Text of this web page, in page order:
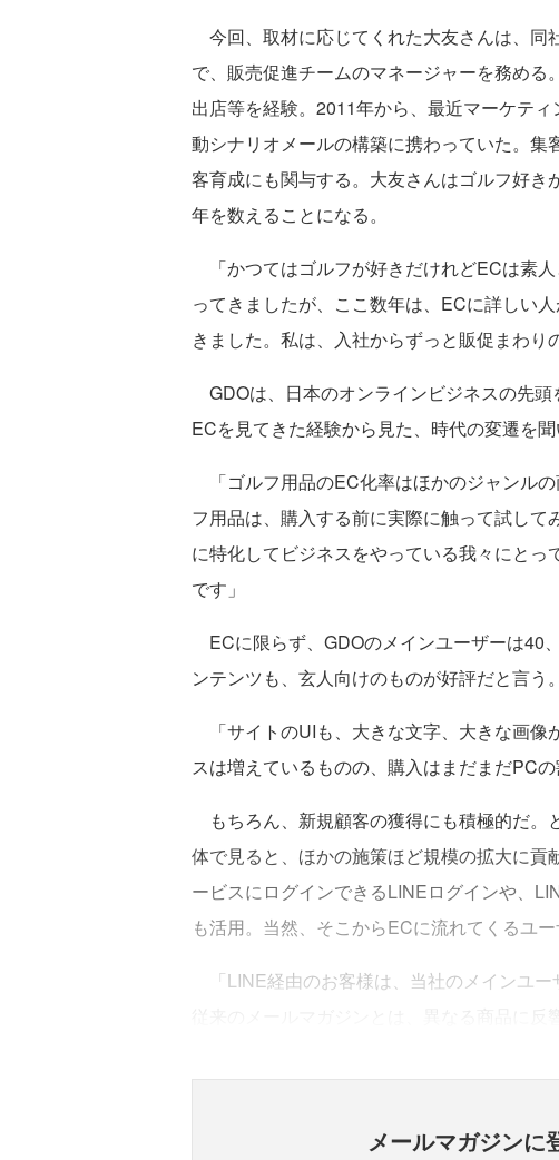
今回、取材に応じてくれた大友さんは、同
で、販売促進チームのマネージャーを務め
出店等を経験。2011年から、最近マーケテ
動シナリオメールの構築に携わっていた。
客育成にも関与する。大友さんはゴルフ好
年を数えることになる。
「かつてはゴルフが好きだけれどECは素
ってきましたが、ここ数年は、ECに詳しい
きました。私は、入社からずっと販促まわり
GDOは、日本のオンラインビジネスの先頭
ECを見てきた経験から見た、時代の変遷を聞
「ゴルフ用品のEC化率はほかのジャンル
フ用品は、購入する前に実際に触って試し
に特化してビジネスをやっている我々にと
です」
ECに限らず、GDOのメインユーザーは40
ンテンツも、玄人向けのものが好評だと言う。
「サイトのUIも、大きな文字、大きな画像
スは増えているものの、購入はまだまだPCの
もちろん、新規顧客の獲得にも積極的だ。
体で見ると、ほかの施策ほど規模の拡大に
ービスにログインできるLINEログインや、
も活用。当然、そこからECに流れてくるユー
「LINE経由のお客様は、当社のメインユー
メールマガジンに